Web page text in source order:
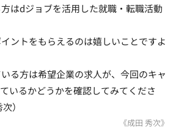
はdジョブを活用した就職・転職活動
ントをもらえるのは嬉しいことですよ
る方は希望企業の求人が、今回のキャ
いるかどうかを確認してみてくださ
）
《成田 秀次》